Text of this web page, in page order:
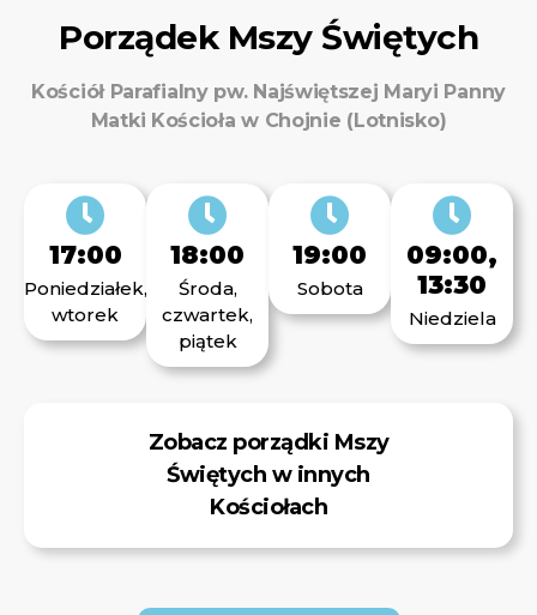
Porządek Mszy Świętych
Kościół Parafialny pw. Najświętszej Maryi Panny
Matki Kościoła w Chojnie (Lotnisko)
17:00
Poniedziałek,
wtorek
18:00
Środa,
czwartek,
piątek
19:00
Sobota
09:00,
13:30
Niedziela
Zobacz porządki Mszy
Świętych w innych
Kościołach